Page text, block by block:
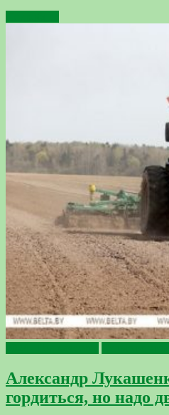
Александр
гордиться, но надо